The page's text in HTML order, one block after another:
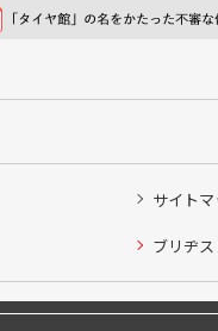
サイト
ブリヂ
タイヤ点検・安全点検/タイヤ